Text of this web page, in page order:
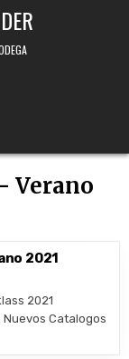
Verano
2021
2021
Catalogos